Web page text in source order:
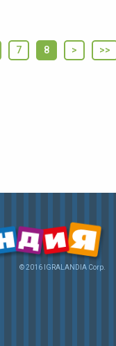
7 8 > >>
© 2016 IGRALANDIA Corp.